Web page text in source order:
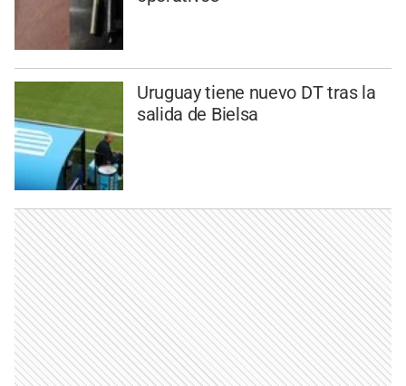
Uruguay tiene nuevo DT tras la
salida de Bielsa